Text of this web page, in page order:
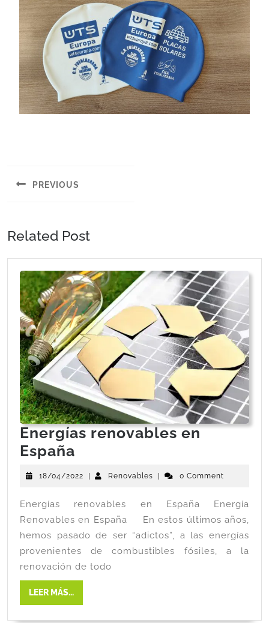
PREVIOUS
Related Post
Energías renovables en
España
18/04/2022 Renovables 0 Comment
Energías renovables en España Energía
Renovables en España En estos últimos años,
hemos pasado de ser “adictos”, a las energías
provenientes de combustibles fósiles, a la
renovación de todo
LEER MÁS...